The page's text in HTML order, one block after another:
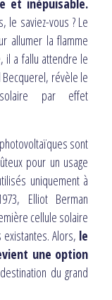
et inépuisable.
le saviez-vous ? Le
allumer la flamme
il a fallu attendre le
Becquerel, révèle le
par effet
sont
pour un usage
uniquement à
Elliot Berman
cellule solaire
Alors, le
une option
du grand